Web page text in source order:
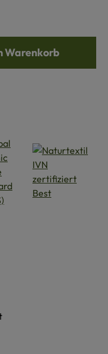
Warenkorb